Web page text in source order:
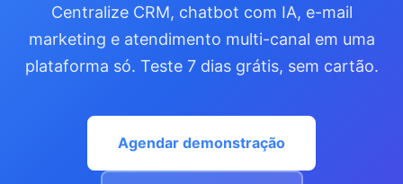
Centralize CRM, chatbot com IA, e-mail
marketing e atendimento multi-canal em uma
plataforma só. Teste 7 dias grátis, sem cartão.
Agendar demonstração